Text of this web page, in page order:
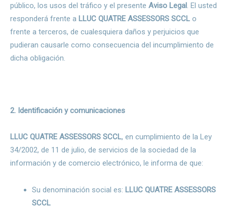
público, los usos del tráfico y el presente Aviso Legal . El usted
responderá frente a LLUC QUATRE ASSESSORS SCCL o
frente a terceros, de cualesquiera daños y perjuicios que
pudieran causarle como consecuencia del incumplimiento de
dicha obligación.
2. Identificación y comunicaciones
LLUC QUATRE ASSESSORS SCCL, en cumplimiento de la Ley
34/2002, de 11 de julio, de servicios de la sociedad de la
información y de comercio electrónico, le informa de que:
Su denominación social es: LLUC QUATRE ASSESSORS
SCCL